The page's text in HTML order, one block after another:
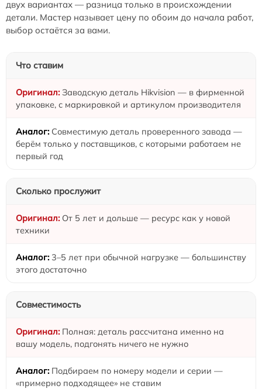
двух вариантах — разница только в происхождении
детали. Мастер называет цену по обоим до начала работ,
выбор остаётся за вами.
Что ставим
Заводскую деталь Hikvision — в фирменной
упаковке, с маркировкой и артикулом производителя
Совместимую деталь проверенного завода —
берём только у поставщиков, с которыми работаем не
первый год
Сколько прослужит
От 5 лет и дольше — ресурс как у новой
техники
3–5 лет при обычной нагрузке — большинству
этого достаточно
Совместимость
Полная: деталь рассчитана именно на
вашу модель, подгонять ничего не нужно
Подбираем по номеру модели и серии —
«примерно подходящее» не ставим